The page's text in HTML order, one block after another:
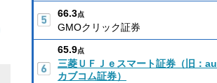
66.3点
GMOクリック証券
65.9点
三菱ＵＦＪｅスマート証券（旧：au
カブコム証券）